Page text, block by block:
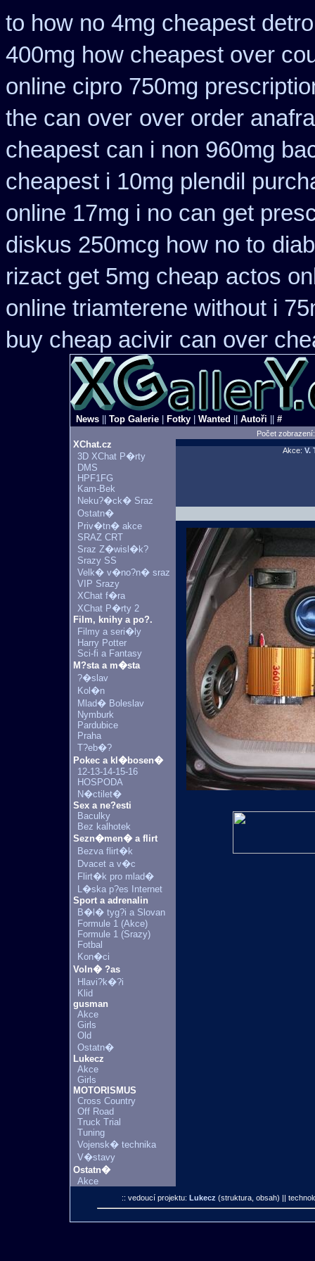
to how no 4mg cheapest
400mg how cheapest over
online cipro 750mg
the can over over order
cheapest can i non 960mg
cheapest i 10mg plendil
online 17mg i no can get
diskus 250mcg how no to
rizact get 5mg cheap actos
online triamterene without i
buy cheap acivir can over
News Top Galerie Fotky Wanted Autoři #
Počet
XChat.cz
3D XChat P�rty
DMS
HPF1FG
Kam-Bek
Neku?�ck� Sraz
Ostatn�
Priv�tn� akce
SRAZ CRT
Sraz Z�wisl�k?
Srazy SS
Velk� v�no?n� sraz
VIP Srazy
XChat f�ra
XChat P�rty 2
Film, knihy a po?.
Filmy a seri�ly
Harry Potter
Sci-fi a Fantasy
M?sta a m�sta
?�slav
Kol�n
Mlad� Boleslav
Nymburk
Pardubice
Praha
T?eb�?
Pokec a kl�bosen�
12-13-14-15-16
HOSPODA
N�ctilet�
Sex a ne?esti
Baculky
Bez kalhotek
Sezn�men� a flirt
Bezva flirt�k
Dvacet a v�c
Flirt�k pro mlad�
L�ska p?es Internet
Sport a adrenalin
B�l� tyg?i a Slovan
Formule 1 (Akce)
Formule 1 (Srazy)
Fotbal
Kon�ci
Voln� ?as
Hlavi?k�?i
Klid
gusman
Akce
Girls
Old
Ostatn�
Lukecz
Akce
Girls
MOTORISMUS
Cross Country
Off Road
Truck Trial
Tuning
Vojensk� technika
V�stavy
Ostatn�
Akce
Akce: V.
:: vedoucí projektu: Lukecz (struktura, obsah) ||